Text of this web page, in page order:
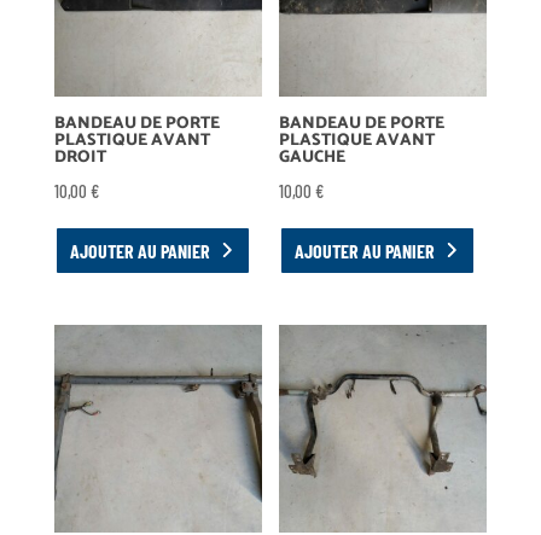
BANDEAU DE PORTE
PLASTIQUE AVANT
DROIT
10,00 €
AJOUTER AU PANIER
BANDEAU DE PORTE
PLASTIQUE AVANT
GAUCHE
10,00€
AJOUTER AU PANIER